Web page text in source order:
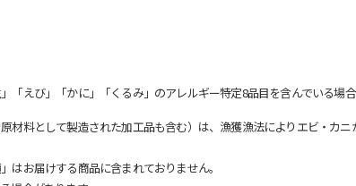
「えび」「かに」「くるみ」のアレルギー特定8品目を含んでいる場合
料として製造された加工品も含む）は、漁獲漁法によりエビ・カ
お届けする商品に含まれておりません。